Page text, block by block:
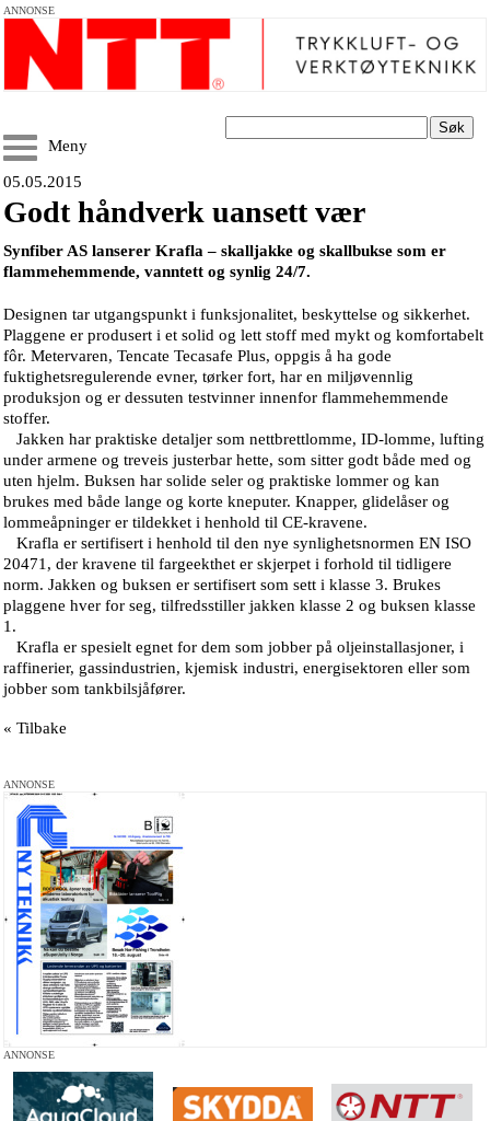
ANNONSE
Søk
Meny
05.05.2015
Godt håndverk uansett vær
Synfiber AS lanserer Krafla – skalljakke og skallbukse som er
flammehemmende, vanntett og synlig 24/7.
Designen tar utgangspunkt i funksjonalitet, beskyttelse og sikkerhet.
Plaggene er produsert i et solid og lett stoff med mykt og komfortabelt
fôr. Metervaren, Tencate Tecasafe Plus, oppgis å ha gode
fuktighetsregulerende evner, tørker fort, har en miljøvennlig
produksjon og er dessuten testvinner innenfor flammehemmende
stoffer.
Jakken har praktiske detaljer som nettbrettlomme, ID-lomme, lufting
under armene og treveis justerbar hette, som sitter godt både med og
uten hjelm. Buksen har solide seler og praktiske lommer og kan
brukes med både lange og korte kneputer. Knapper, glidelåser og
lommeåpninger er tildekket i henhold til CE-kravene.
Krafla er sertifisert i henhold til den nye synlighetsnormen EN ISO
20471, der kravene til fargeekthet er skjerpet i forhold til tidligere
norm. Jakken og buksen er sertifisert som sett i klasse 3. Brukes
plaggene hver for seg, tilfredsstiller jakken klasse 2 og buksen klasse
1.
Krafla er spesielt egnet for dem som jobber på oljeinstallasjoner, i
raffinerier, gassindustrien, kjemisk industri, energisektoren eller som
jobber som tankbilsjåfører.
« Tilbake
ANNONSE
ANNONSE